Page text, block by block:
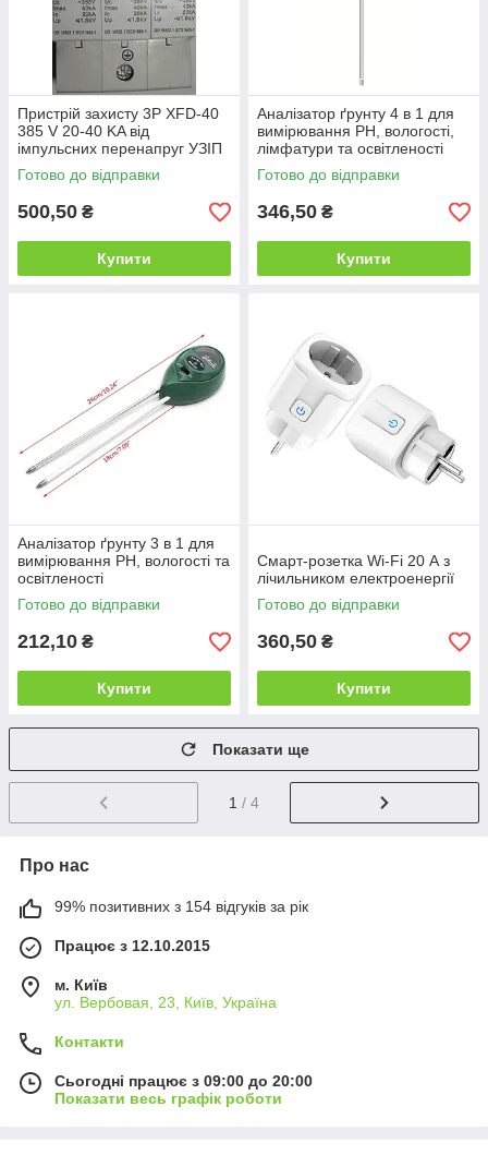
Пристрій захисту 3P XFD-40
385 V 20-40 KA від
імпульсних перенапруг УЗІП
змінного струму
Готово до відправки
500,50 ₴
Купити
Аналізатор ґрунту 4 в 1 для
вимірювання PH, вологості,
лімфатури та освітленості
Готово до відправки
346,50 ₴
Купити
Аналізатор ґрунту 3 в 1 для
вимірювання PH, вологості та
освітленості
Готово до відправки
212,10 ₴
Купити
Смарт-розетка Wi-Fi 20 А з
лічильником електроенергії
Готово до відправки
360,50 ₴
Купити
Показати ще
1 / 4
Про нас
99% позитивних з 154 відгуків за рік
Працює з 12.10.2015
м. Київ
ул. Вербовая, 23, Київ, Україна
Контакти
Сьогодні працює з 09:00 до 20:00
Показати весь графік роботи